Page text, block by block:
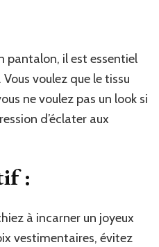
pantalon, il est essentiel
voulez que le tissu
ne voulez pas un look si
d’éclater aux
:
à incarner un joyeux
vestimentaires, évitez